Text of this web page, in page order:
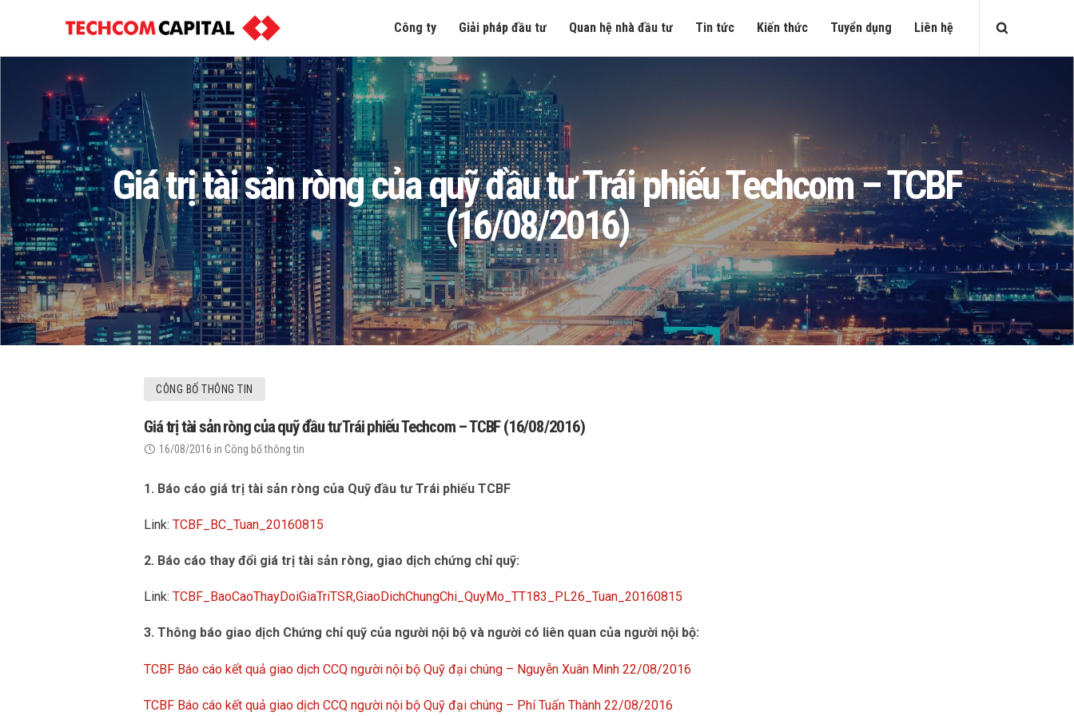
Công ty Giải pháp đầu tư Quan hệ nhà đầu tư Tin tức Kiến thức Tuyển dụng Liên hệ
Giá trị tài sản ròng của quỹ đầu tư Trái phiếu Techcom – TCBF
(16/08/2016)
CÔNG BỐ THÔNG TIN
Giá trị tài sản ròng của quỹ đầu tư Trái phiếu Techcom – TCBF (16/08/2016)
16/08/2016 in Công bố thông tin
1. Báo cáo giá trị tài sản ròng của Quỹ đầu tư Trái phiếu TCBF
Link:TCBF_BC_Tuan_20160815
2. Báo cáo thay đổi giá trị tài sản ròng, giao dịch chứng chỉ quỹ:
Link:TCBF_BaoCaoThayDoiGiaTriTSR,GiaoDichChungChi_QuyMo_TT183_PL26_Tuan_20160815
3. Thông báo giao dịch Chứng chỉ quỹ của người nội bộ và người có liên quan của người nội bộ:
TCBF Báo cáo kết quả giao dịch CCQ người nội bộ Quỹ đại chúng – Nguyễn Xuân Minh 22/08/2016
TCBF Báo cáo kết quả giao dịch CCQ người nội bộ Quỹ đại chúng – Phí Tuấn Thành 22/08/2016